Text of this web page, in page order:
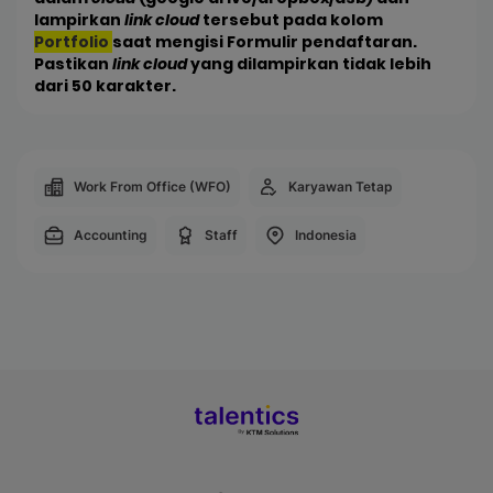
lampirkan link cloudtersebut pada kolom
Portfolio saat mengisi Formulir pendaftaran.
Pastikan link cloudyang dilampirkan tidak lebih
dari 50 karakter.
Work From Office (WFO) Karyawan Tetap
Accounting Staff Indonesia